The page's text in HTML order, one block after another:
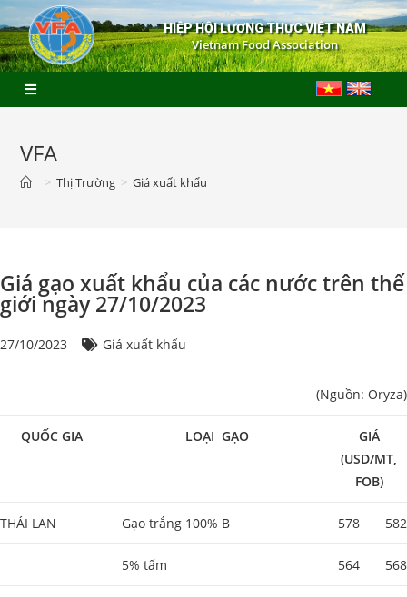
HIỆP HỘI LƯƠNG THỰC VIỆT NAM
Vietnam Food Association
VFA
> Thị Trường > Giá xuất khẩu
Giá gạo xuất khẩu của các nước trên thế
giới ngày 27/10/2023
27/10/2023 Giá xuất khẩu
(Nguồn: Oryza)
QUỐC GIA LOẠI GẠO
GIÁ
(USD/MT,
FOB)
THÁI LAN Gạo trắng 100% B 578 582
5% tấm 564 568